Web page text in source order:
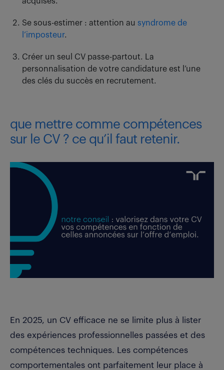
Se sous-estimer : attention au syndrome de
l’imposteur.
Créer un seul CV passe-partout. La
personnalisation de votre candidature est l’une
des clés du succès en recrutement.
que mettre comme compétences
sur le CV ? ce qu’il faut retenir.
En 2025, un CV efficace ne se limite plus à lister
des expériences professionnelles passées et des
compétences techniques. Les compétences
comportementales ont parfaitement leur place à